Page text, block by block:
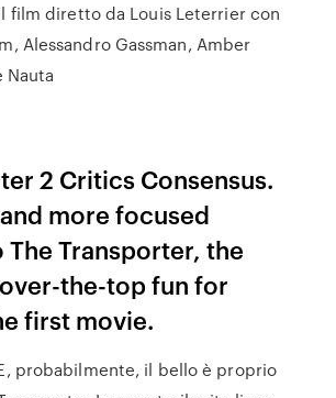
film diretto da Louis Leterrier con
Alessandro Gassman, Amber
Nauta
2 Critics Consensus.
more focused
The Transporter, the
the-top fun for
first movie.
probabilmente, il bello è proprio